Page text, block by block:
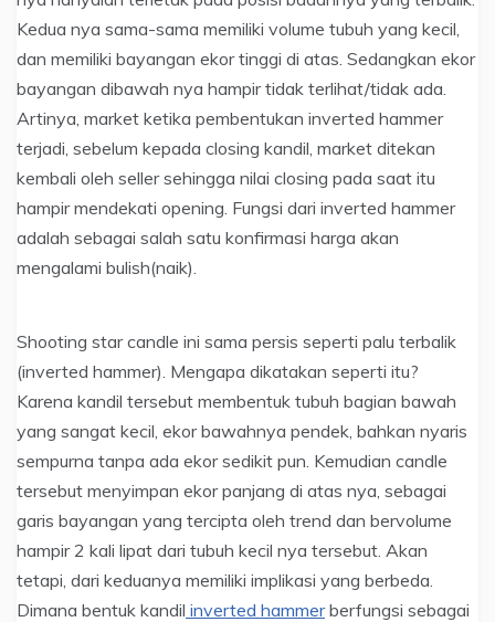
Kedua nya sama-sama memiliki volume tubuh yang kecil,
dan memiliki bayangan ekor tinggi di atas. Sedangkan ekor
bayangan dibawah nya hampir tidak terlihat/tidak ada.
Artinya, market ketika pembentukan inverted hammer
terjadi, sebelum kepada closing kandil, market ditekan
kembali oleh seller sehingga nilai closing pada saat itu
hampir mendekati opening. Fungsi dari inverted hammer
adalah sebagai salah satu konfirmasi harga akan
mengalami bulish(naik).
Shooting star candle ini sama persis seperti palu terbalik
(inverted hammer). Mengapa dikatakan seperti itu?
Karena kandil tersebut membentuk tubuh bagian bawah
yang sangat kecil, ekor bawahnya pendek, bahkan nyaris
sempurna tanpa ada ekor sedikit pun. Kemudian candle
tersebut menyimpan ekor panjang di atas nya, sebagai
garis bayangan yang tercipta oleh trend dan bervolume
hampir 2 kali lipat dari tubuh kecil nya tersebut. Akan
tetapi, dari keduanya memiliki implikasi yang berbeda.
Dimana bentuk kandil inverted hammerberfungsi sebagai